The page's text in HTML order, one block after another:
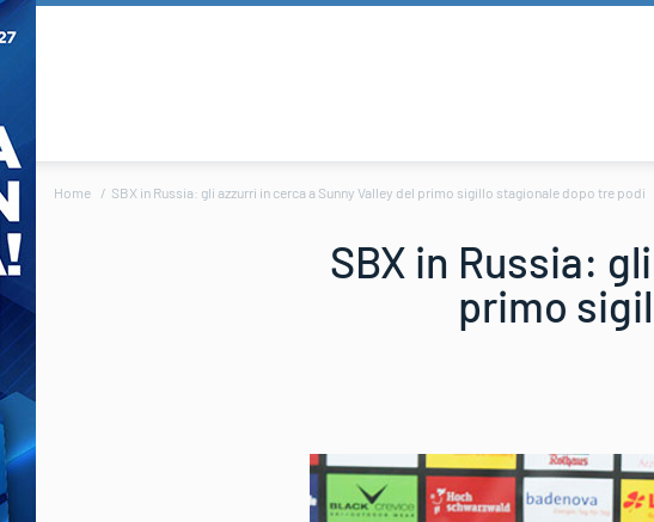
Home SBX in Russia: gli azzurri in cerca a Sunny Valley del primo sigillo stagionale dopo tre podi
SBX in Russia:
primo